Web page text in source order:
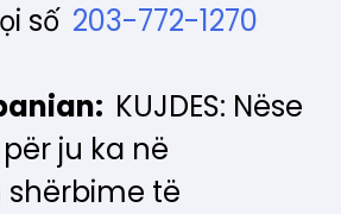
số 203-772-1270
KUJDES: Nëse
ju ka në
shërbime të